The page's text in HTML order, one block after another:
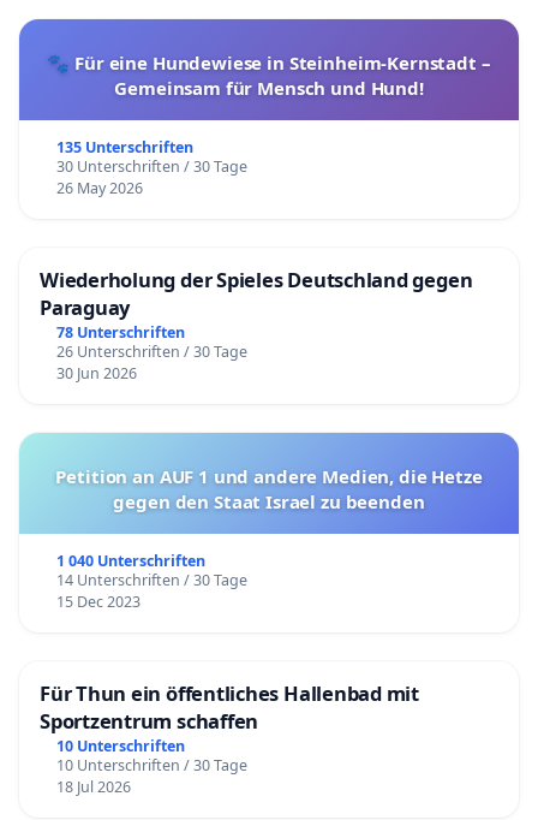
🐾 Für eine Hundewiese in Steinheim-Kernstadt –
Gemeinsam für Mensch und Hund!
135 Unterschriften
30 Unterschriften / 30 Tage
26 May 2026
Wiederholung der Spieles Deutschland gegen
Paraguay
78 Unterschriften
26 Unterschriften / 30 Tage
30 Jun 2026
Petition an AUF 1 und andere Medien, die Hetze
gegen den Staat Israel zu beenden
1 040 Unterschriften
14 Unterschriften / 30 Tage
15 Dec 2023
Für Thun ein öffentliches Hallenbad mit
Sportzentrum schaffen
10 Unterschriften
10 Unterschriften / 30 Tage
18 Jul 2026